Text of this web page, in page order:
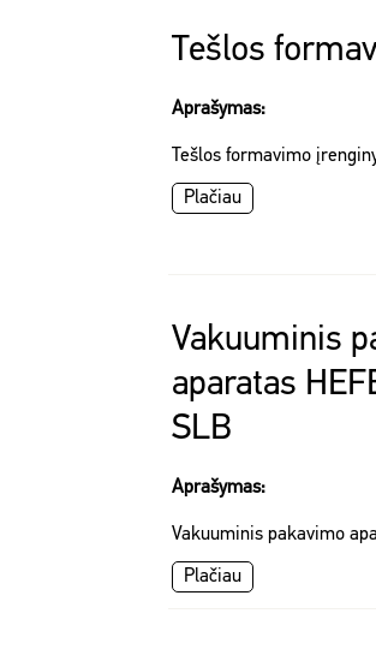
Tešlos
Aprašymas:
Tešlos formavimo
Plačiau
Vakuuminis
aparatas
SLB
Aprašymas:
Vakuuminis pakavimo
Plačiau